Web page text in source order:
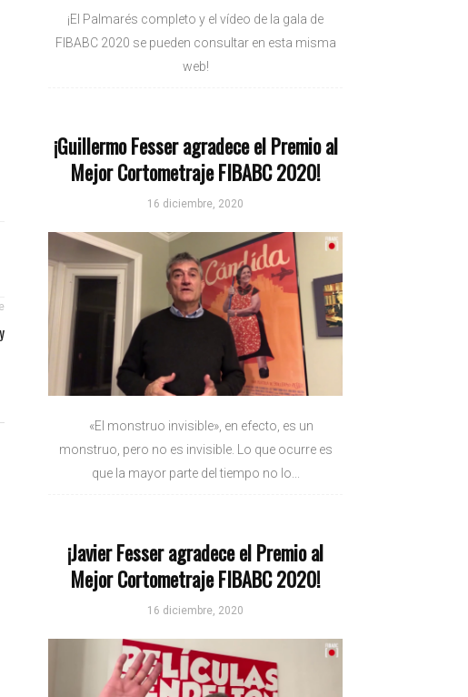
¡El Palmarés completo y el vídeo de la gala de
FIBABC 2020 se pueden consultar en esta misma
web!
¡Guillermo Fesser agradece el Premio al
Mejor Cortometraje FIBABC 2020!
16 diciembre, 2020
«El monstruo invisible», en efecto, es un
monstruo, pero no es invisible. Lo que ocurre es
que la mayor parte del tiempo no lo...
¡Javier Fesser agradece el Premio al
Mejor Cortometraje FIBABC 2020!
16 diciembre, 2020